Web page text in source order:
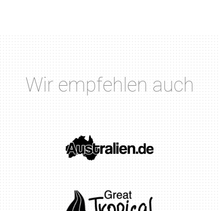
Wir empfehlen auch